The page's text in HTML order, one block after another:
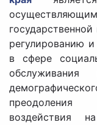
регулированию
в сфере
обслуживания
преодоления
воздействия